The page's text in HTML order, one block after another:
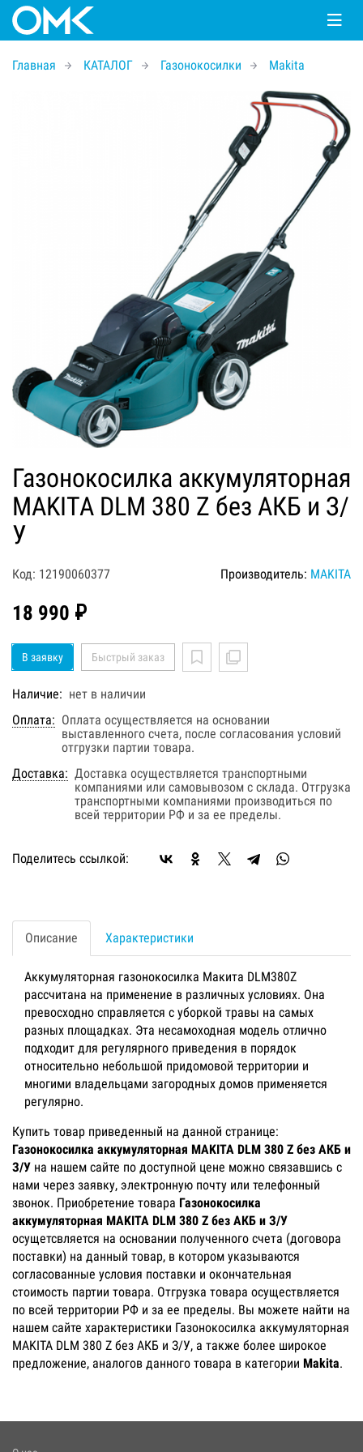
Главная КАТАЛОГ Газонокосилки Makita
Газонокосилка аккумуляторная
MAKITA DLM 380 Z без АКБ и З/
У
Код: 12190060377 Производитель: MAKITA
18 990 ₽
В заявку Быстрый заказ
Наличие: нет в наличии
Оплата: Оплата осуществляется на основании
выставленного счета, после согласования условий
отгрузки партии товара.
Доставка: Доставка осуществляется транспортными
компаниями или самовывозом с склада. Отгрузка
транспортными компаниями производиться по
всей территории РФ и за ее пределы.
Поделитесь ссылкой:
Описание Характеристики
Аккумуляторная газонокосилка Макита DLM380Z
рассчитана на применение в различных условиях. Она
превосходно справляется с уборкой травы на самых
разных площадках. Эта несамоходная модель отлично
подходит для регулярного приведения в порядок
относительно небольшой придомовой территории и
многими владельцами загородных домов применяется
регулярно.
Купить товар приведенный на данной странице:
Газонокосилка аккумуляторная MAKITA DLM 380 Z без АКБ и
З/У на нашем сайте по доступной цене можно связавшись с
нами через заявку, электронную почту или телефонный
звонок. Приобретение товара Газонокосилка
аккумуляторная MAKITA DLM 380 Z без АКБ и З/У
осущетсвляется на основании полученного счета (договора
поставки) на данный товар, в котором указываются
согласованные условия поставки и окончательная
стоимость партии товара. Отгрузка товара осуществляется
по всей территории РФ и за ее пределы. Вы можете найти на
нашем сайте характеристики Газонокосилка аккумуляторная
MAKITA DLM 380 Z без АКБ и З/У, а также более широкое
предложение, аналогов данного товара в категории Makita.